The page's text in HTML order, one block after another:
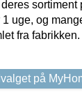
1 uge, og
fra
på